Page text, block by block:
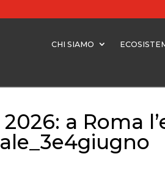
CHI SIAMO
a Roma